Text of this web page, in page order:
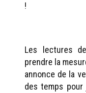
!
Les lectures
prendre la
annonce de la
des temps pour